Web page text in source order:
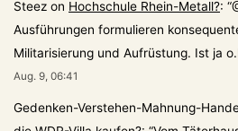
Steez on Hochschule Rhein-Metall?: “
Ausführungen formulieren
Militarisierung und Aufrüstung. Ist ja
Aug. 9, 06:41
Gedenken-Verstehen-Mahnung-